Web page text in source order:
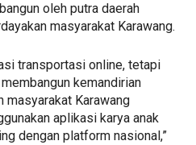
oleh putra daerah
masyarakat Karawang.
transportasi online, tetapi
kemandirian
masyarakat Karawang
aplikasi karya anak
dengan platform nasional,”